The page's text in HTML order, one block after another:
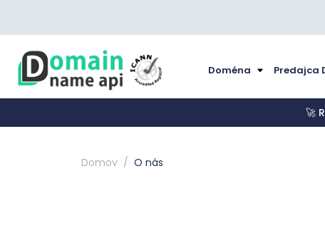
Doména Predajca
🚀
Domov O nás